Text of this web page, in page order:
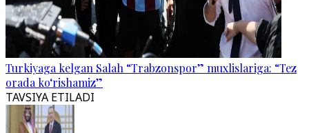
Turkiyaga kelgan Salah “Trabzonspor” muxlislariga: “Tez
orada ko‘rishamiz”
TAVSIYA ETILADI